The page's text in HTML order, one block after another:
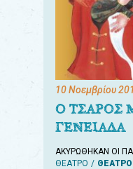
10 Νοεμβρίου
Ο ΤΣΑΡΟΣ
ΓΕΝΕΙΑΔΑ
ΑΚΥΡΩΘΗΚΑΝ ΟΙ
ΘΕΑΤΡΟ
ΘΕΑΤΡΟ